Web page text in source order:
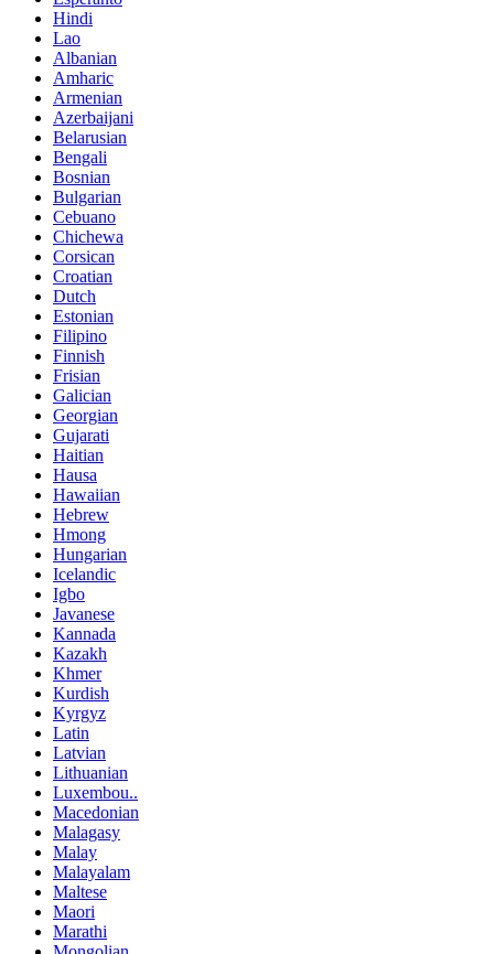
Hindi
Lao
Albanian
Amharic
Armenian
Azerbaijani
Belarusian
Bengali
Bosnian
Bulgarian
Cebuano
Chichewa
Corsican
Croatian
Dutch
Estonian
Filipino
Finnish
Frisian
Galician
Georgian
Gujarati
Haitian
Hausa
Hawaiian
Hebrew
Hmong
Hungarian
Icelandic
Igbo
Javanese
Kannada
Kazakh
Khmer
Kurdish
Kyrgyz
Latin
Latvian
Lithuanian
Luxembou..
Macedonian
Malagasy
Malay
Malayalam
Maltese
Maori
Marathi